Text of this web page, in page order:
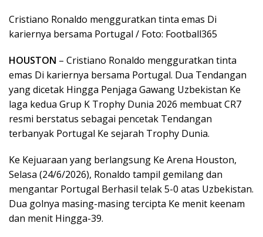
Cristiano Ronaldo mengguratkan tinta emas Di
kariernya bersama Portugal / Foto: Football365
HOUSTON – Cristiano Ronaldo mengguratkan tinta
emas Di kariernya bersama Portugal. Dua Tendangan
yang dicetak Hingga Penjaga Gawang Uzbekistan Ke
laga kedua Grup K Trophy Dunia 2026 membuat CR7
resmi berstatus sebagai pencetak Tendangan
terbanyak Portugal Ke sejarah Trophy Dunia.
Ke Kejuaraan yang berlangsung Ke Arena Houston,
Selasa (24/6/2026), Ronaldo tampil gemilang dan
mengantar Portugal Berhasil telak 5-0 atas Uzbekistan.
Dua golnya masing-masing tercipta Ke menit keenam
dan menit Hingga-39.